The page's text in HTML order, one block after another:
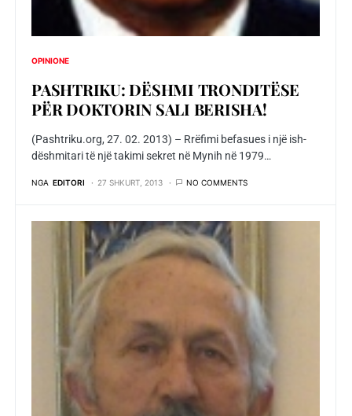
OPINIONE
PASHTRIKU: DËSHMI TRONDITËSE
PËR DOKTORIN SALI BERISHA!
(Pashtriku.org, 27. 02. 2013) – Rrëfimi befasues i një ish-
dëshmitari të një takimi sekret në Mynih në 1979…
NGA EDITORI 27 SHKURT, 2013 NO COMMENTS